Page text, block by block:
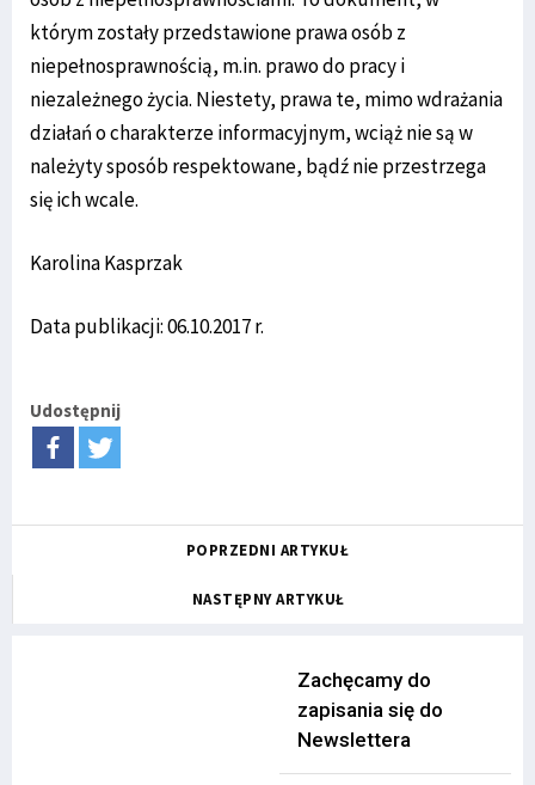
którym zostały przedstawione prawa osób z
niepełnosprawnością, m.in. prawo do pracy i
niezależnego życia. Niestety, prawa te, mimo wdrażania
działań o charakterze informacyjnym, wciąż nie są w
należyty sposób respektowane, bądź nie przestrzega
się ich wcale.
Karolina Kasprzak
Data publikacji: 06.10.2017 r.
Udostępnij
POPRZEDNI ARTYKUŁ
NASTĘPNY ARTYKUŁ
Zachęcamy do
zapisania się do
Newslettera